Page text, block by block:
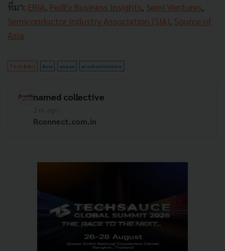
ที่มา: ERIA, FedEx Business Insights, Semi Ventures,
Semiconductor Industry Association (SIA), Source of
Asia
Tech & Biz Asia asean ai-infrastructure
named collective
Rconnect.com.in